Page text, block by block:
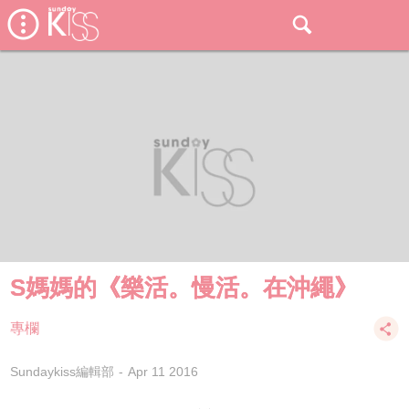
S媽媽的《樂活。慢活。在沖繩》
專欄
Sundaykiss編輯部 Apr 11 2016